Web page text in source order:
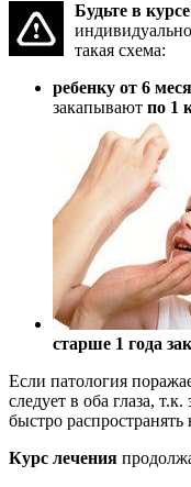
Будьте в
такая схема:
ребенку от 6
закапывают по 1
старше 1 года
Если патология
следует в оба глаза,
быстро распространять
Курс лечения